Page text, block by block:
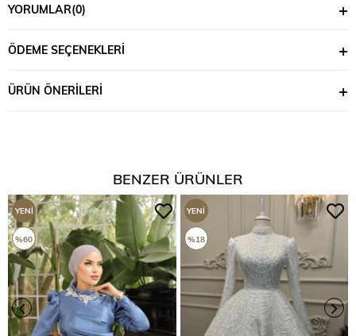
YORUMLAR(0)
ÖDEME SEÇENEKLERI
ÜRÜN ÖNERILERI
BENZER ÜRÜNLER
YENI
ÜRÜN
%60
YENI
ÜRÜN
%18